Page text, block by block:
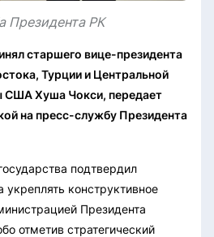
Президента РК
старшего вице-президента
Турции и Центральной
США Хуша Чокси, передает
на пресс-службу Президента
подтвердил
укреплять конструктивное
Президента
отметив стратегический